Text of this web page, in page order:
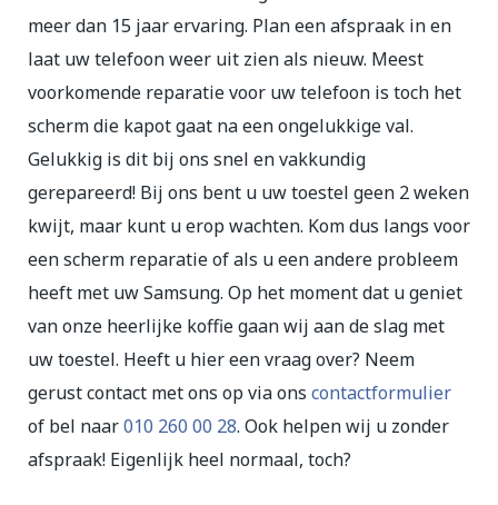
meer dan 15 jaar ervaring. Plan een afspraak in en
laat uw telefoon weer uit zien als nieuw. Meest
voorkomende reparatie voor uw telefoon is toch het
scherm die kapot gaat na een ongelukkige val.
Gelukkig is dit bij ons snel en vakkundig
gerepareerd! Bij ons bent u uw toestel geen 2 weken
kwijt, maar kunt u erop wachten. Kom dus langs voor
een scherm reparatie of als u een andere probleem
heeft met uw Samsung. Op het moment dat u geniet
van onze heerlijke koffie gaan wij aan de slag met
uw toestel. Heeft u hier een vraag over? Neem
gerust contact met ons op via ons contactformulier
of bel naar010 260 00 28. Ook helpen wij u zonder
afspraak! Eigenlijk heel normaal, toch?